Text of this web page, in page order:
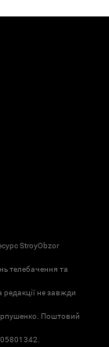
StroyObzor
телебачення та
не завжди
Поштовий